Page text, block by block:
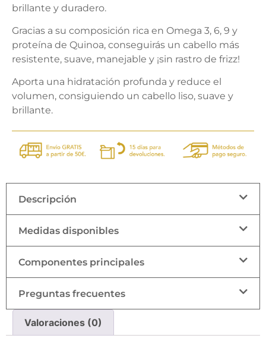
brillante y duradero.
Gracias a su composición rica en Omega 3, 6, 9 y
proteína de Quinoa, conseguirás un cabello más
resistente, suave, manejable y ¡sin rastro de frizz!
Aporta una hidratación profunda y reduce el
volumen, consiguiendo un cabello liso, suave y
brillante.
Descripción
Medidas disponibles
Componentes principales
Preguntas frecuentes
Valoraciones (0)